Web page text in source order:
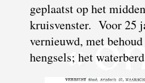
geplaatst op het
kruisvenster. Voor 25
vernieuwd, met
hengsels; het